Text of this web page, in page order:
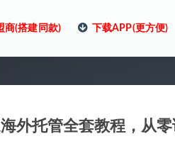
商(搭建同款) 下载APP(更方便)
外托管全套教程，从